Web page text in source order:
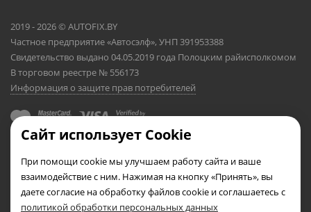
2019 - 2026 © AUTOFIX.BY
Частное предприятие «Автосэлф», УНП 391953388
Свидетельство выдано 04.05.2019 года Полоцким райисполкомом
В торговом реестре № 556173
Информация о защите прав потребителей
Сайт использует Cookie
При помощи cookie мы улучшаем работу сайта и ваше
взаимодействие с ним. Нажимая на кнопку «Принять», вы
даете согласие на обработку файлов cookie и соглашаетесь с
политикой обработки персональных данных